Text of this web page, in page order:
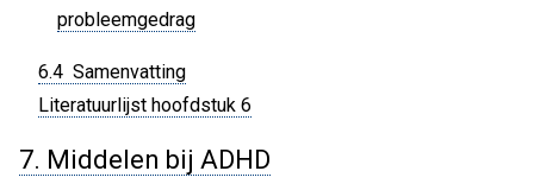
probleemgedrag
6.4 Samenvatting
Literatuurlijst hoofdstuk 6
7. Middelen bij ADHD